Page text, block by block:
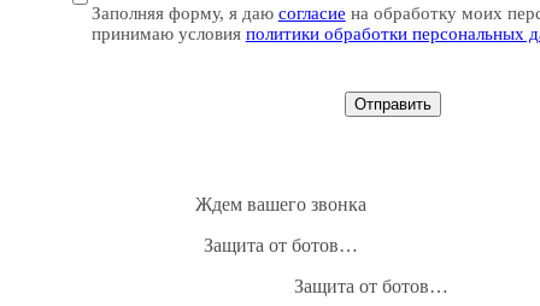
Заполняя форму, я даю согласие на обработку моих
принимаю условия политики обработки персональных
Ждем вашего звонка
Защита от ботов…
Защита от ботов…